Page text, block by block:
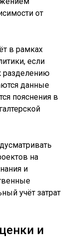
от
в рамках
если
разделению
данные
пояснения в
на
и
учёт затрат
и